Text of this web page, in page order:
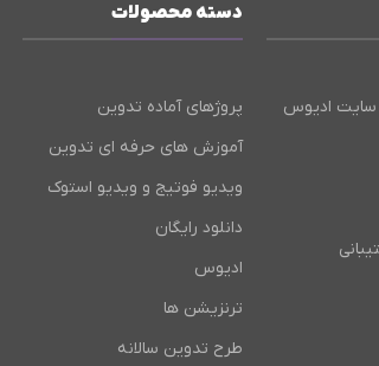
سایت ادیوس
دسته محصولات
پروژهای آماده تدوین
آموزش های حرفه ای تدوین
ویدیو فوتیج و ویدیو استوک
دانلود رایگان
ادیوس
ترنزیشن ها
طرح تدوین سالانه